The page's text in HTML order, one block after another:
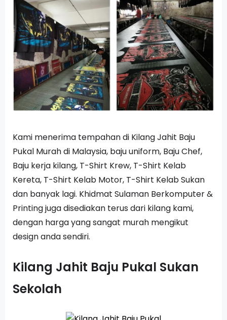
Kami menerima tempahan di Kilang Jahit Baju
Pukal Murah di Malaysia, baju uniform, Baju Chef,
Baju kerja kilang, T-Shirt Krew, T-Shirt Kelab
Kereta, T-Shirt Kelab Motor, T-Shirt Kelab Sukan
dan banyak lagi. Khidmat Sulaman Berkomputer &
Printing juga disediakan terus dari kilang kami,
dengan harga yang sangat murah mengikut
design anda sendiri.
Kilang Jahit Baju Pukal Sukan
Sekolah